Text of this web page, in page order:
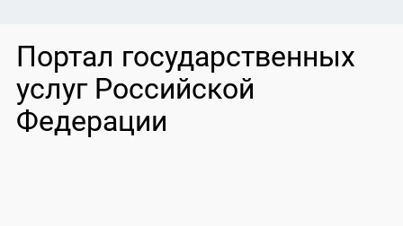
Портал государственных
услуг Российской
Федерации